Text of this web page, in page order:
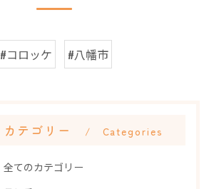
#コロッケ #八幡市
カテゴリー Categories
全てのカテゴリー